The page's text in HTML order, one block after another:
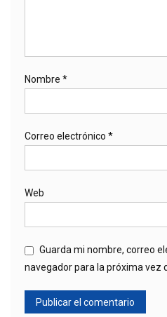
Nombre *
Correo electrónico *
Web
Guarda mi nombre, correo
navegador para la próxima vez